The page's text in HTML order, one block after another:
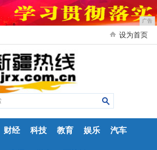
广告
设为首页
财经 科技 教育 娱乐 汽车